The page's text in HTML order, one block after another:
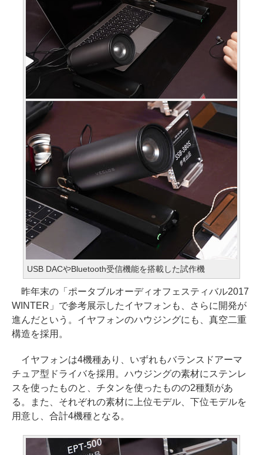
USB DACやBluetooth受信機能を搭載した試作機
昨年末の「ポータブルオーディオフェスティバル2017
WINTER」で参考展示したイヤフォンも、さらに開発が
進んだという。イヤフォンのハウジングにも、真空二重
構造を採用。
イヤフォンは4機種あり、いずれもバランスドアーマ
チュア型ドライバを採用。ハウジングの素材にステンレ
スを使ったものと、チタンを使ったものの2種類があ
る。また、それぞれの素材に上位モデル、下位モデルを
用意し、合計4機種となる。